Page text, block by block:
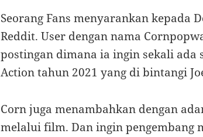
Seorang Fans menyarankan kepada
Reddit. User dengan nama
postingan dimana ia ingin sekali
Action tahun 2021 yang di bintangi
Corn juga menambahkan dengan
melalui film. Dan ingin pengembang